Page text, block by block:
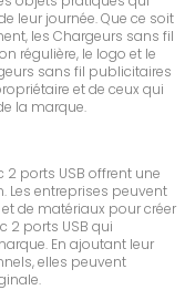
leur journée. Que ce soit
les Chargeurs sans fil
régulière, le logo et le
sans fil publicitaires
et de ceux qui
la marque.
ports USB offrent une
Les entreprises peuvent
de matériaux pour créer
2 ports USB qui
En ajoutant leur
elles peuvent